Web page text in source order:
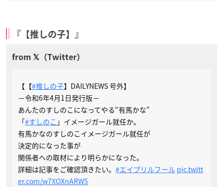
『【推しの子】』
【【#推しの子】DAILYNEWS 号外】
－令和6年4月1日発行版－
あんたのすしのこになってやる“有馬かな”
「#すしのこ 」イメージガール就任か。
有馬かなのすしのこイメージガール就任が
決定的になった事が
関係者への取材により明らかになった。
詳細は記事をご確認頂きたい。 #エイプリルフール pic.twitt
er.com/w7XOXnARW5